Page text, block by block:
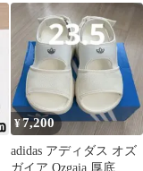
24.5 JI2822
¥7,200
adidas アディダス オズ
ガイア Ozgaia 厚底 サ